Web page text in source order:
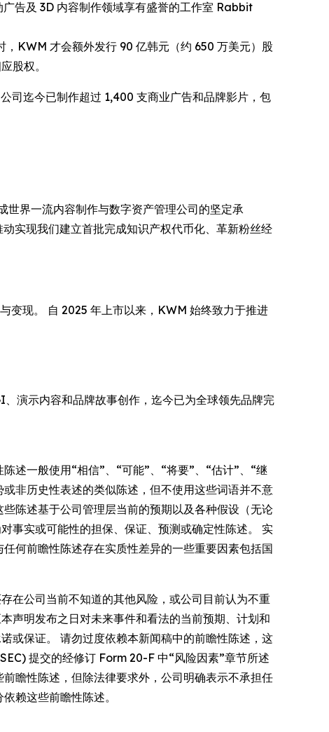
告及 3D 内容制作领域享有盛誉的工作室 Rabbit
KWM 才会额外发行 90 亿韩元（约 650 万美元）股
股权。
司迄今已制作超过 1,400 支商业广告和品牌影片，包
界一流内容制作与数字资产管理公司的坚定承
实现我们建立首批完成知识产权代币化、革新粉丝经
变现。 自 2025 年上市以来，KWM 始终致力于推进
演示内容和品牌故事创作，迄今已为全球领先品牌完
述一般使用“相信”、“可能”、“将要”、“估计”、“继
非历史性表述的类似陈述，但不使用这些词语并不意
陈述基于公司管理层当前的预期以及各种假设（无论
事实或可能性的担保、保证、预测或确定性陈述。 实
何前瞻性陈述存在实质性差异的一些重要因素包括国
在公司当前不知道的其他风险，或公司目前认为不重
声明发布之日对未来事件和看法的当前预期、计划和
或保证。 请勿过度依赖本新闻稿中的前瞻性陈述，这
提交的经修订 Form 20-F 中“风险因素”章节所述
瞻性陈述，但除法律要求外，公司明确表示不承担任
赖这些前瞻性陈述。